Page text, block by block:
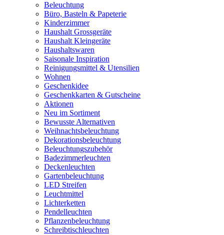
Beleuchtung
Büro, Basteln & Papeterie
Kinderzimmer
Haushalt Grossgeräte
Haushalt Kleingeräte
Haushaltswaren
Saisonale Inspiration
Reinigungsmittel & Utensilien
Wohnen
Geschenkidee
Geschenkkarten & Gutscheine
Aktionen
Neu im Sortiment
Bewusste Alternativen
Weihnachtsbeleuchtung
Dekorationsbeleuchtung
Beleuchtungszubehör
Badezimmerleuchten
Deckenleuchten
Gartenbeleuchtung
LED Streifen
Leuchtmittel
Lichterketten
Pendelleuchten
Pflanzenbeleuchtung
Schreibtischleuchten